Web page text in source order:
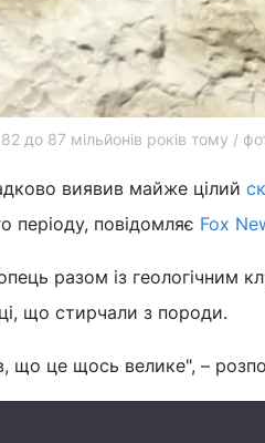
до 87 мільйонів років тому /
виявив майже цілий
періоду, повідомляє Fox
разом із геологічним
що стирчали з породи.
що це щось велике", –